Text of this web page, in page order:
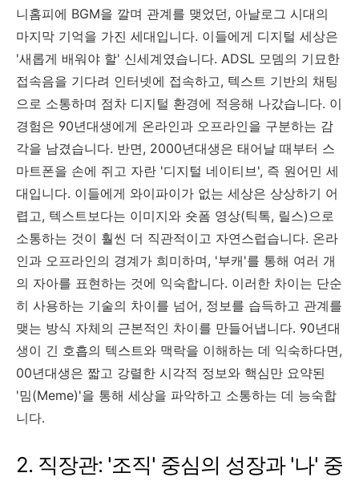
니홈피에 BGM을 깔며 관계를 맺었던, 아날로그 시대의
마지막 기억을 가진 세대입니다. 이들에게 디지털 세상은
'새롭게 배워야 할' 신세계였습니다. ADSL 모뎀의 기묘한
접속음을 기다려 인터넷에 접속하고, 텍스트 기반의 채팅
으로 소통하며 점차 디지털 환경에 적응해 나갔습니다. 이
경험은 90년대생에게 온라인과 오프라인을 구분하는 감
각을 남겼습니다. 반면, 2000년대생은 태어날 때부터 스
마트폰을 손에 쥐고 자란 '디지털 네이티브', 즉 원어민 세
대입니다. 이들에게 와이파이가 없는 세상은 상상하기 어
렵고, 텍스트보다는 이미지와 숏폼 영상(틱톡, 릴스)으로
소통하는 것이 훨씬 더 직관적이고 자연스럽습니다. 온라
인과 오프라인의 경계가 희미하며, '부캐'를 통해 여러 개
의 자아를 표현하는 것에 익숙합니다. 이러한 차이는 단순
히 사용하는 기술의 차이를 넘어, 정보를 습득하고 관계를
맺는 방식 자체의 근본적인 차이를 만들어냅니다. 90년대
생이 긴 호흡의 텍스트와 맥락을 이해하는 데 익숙하다면,
00년대생은 짧고 강렬한 시각적 정보와 핵심만 요약된
'밈(Meme)'을 통해 세상을 파악하고 소통하는 데 능숙합
니다.
2. 직장관: '조직' 중심의 성장과 '나' 중